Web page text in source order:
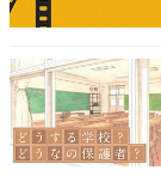
1位は『夫婦別
二朗さんと橋
Travis Japanの
同作は、主人公